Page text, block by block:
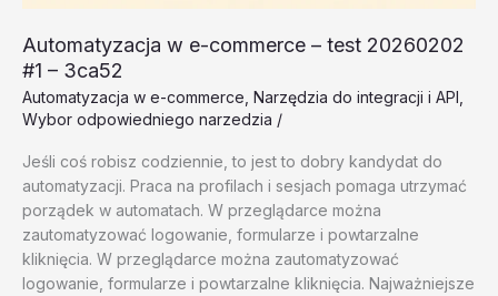
Automatyzacja w e-commerce – test 20260202
#1 – 3ca52
Automatyzacja w e-commerce Narzędzia do integracji i API
Wybor odpowiedniego narzedzia /
Jeśli coś robisz codziennie, to jest to dobry kandydat do
automatyzacji. Praca na profilach i sesjach pomaga utrzymać
porządek w automatach. W przeglądarce można
zautomatyzować logowanie, formularze i powtarzalne
kliknięcia. W przeglądarce można zautomatyzować
logowanie, formularze i powtarzalne kliknięcia. Najważniejsze